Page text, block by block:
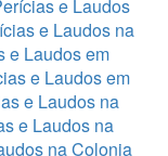
e Laudos
e Laudos na
e Laudos em
e Laudos em
e Laudos na
e Laudos na
na Colonia